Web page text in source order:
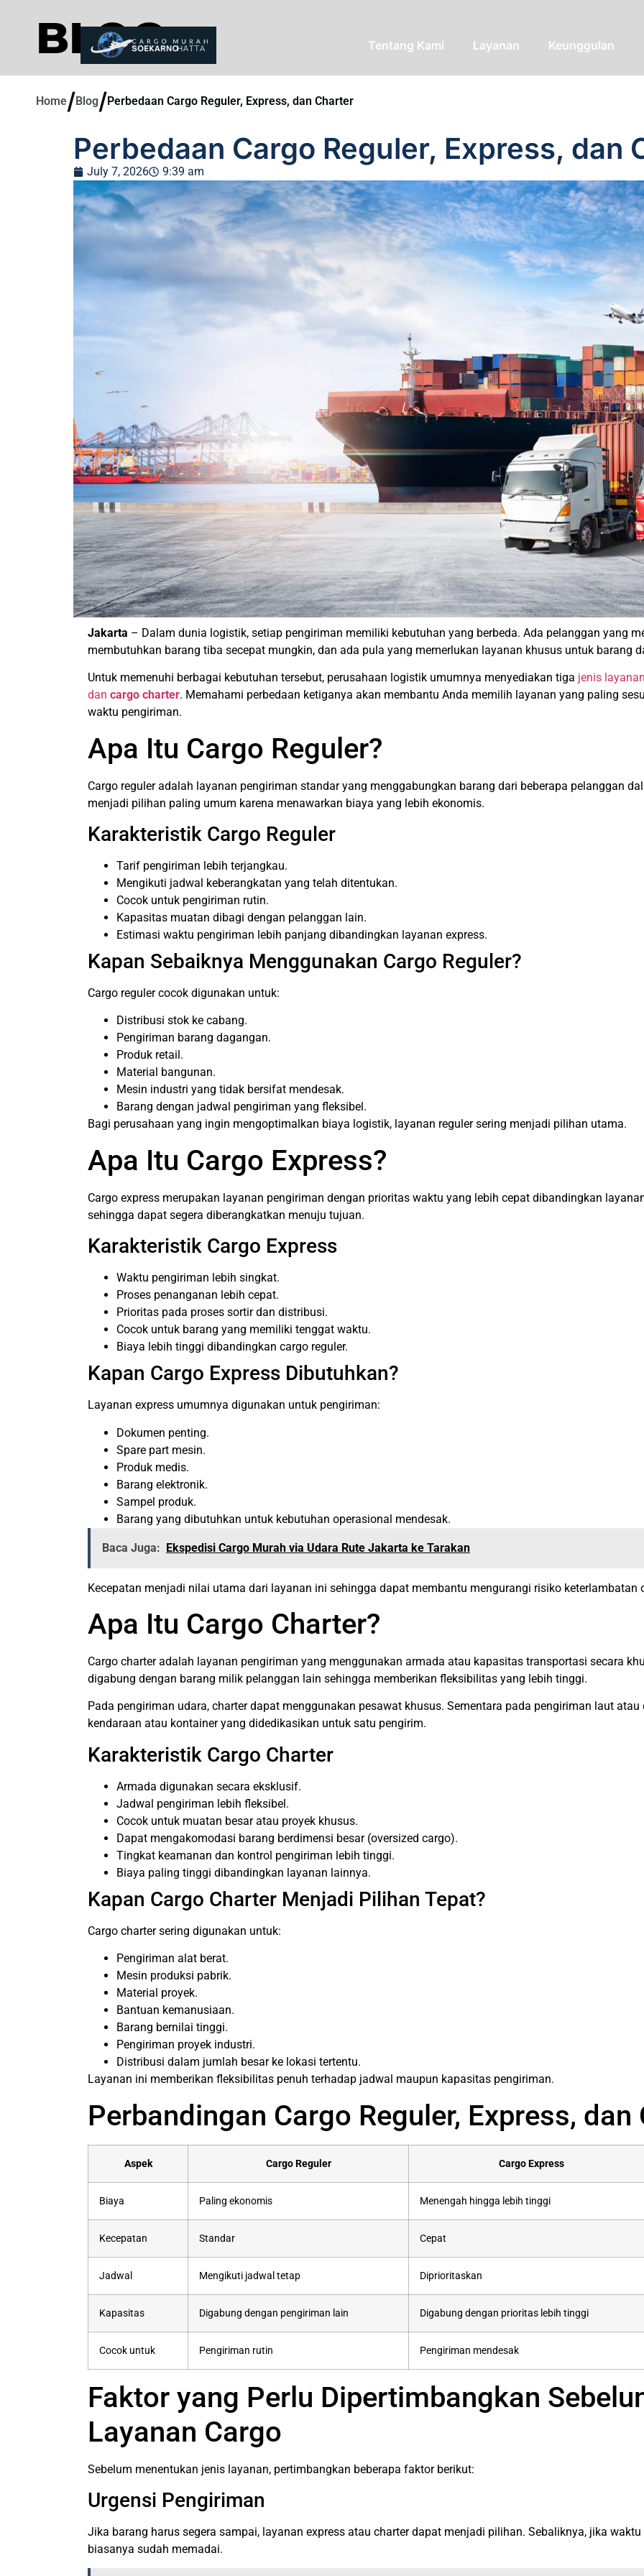
Tentang Kami Layanan Keunggulan
BLOG
Home/Blog/Perbedaan Cargo Reguler, Express, dan Charter
Perbedaan Cargo Reguler, Express, dan
July 7, 2026 9:39 am
Jakarta – Dalam dunia logistik, setiap pengiriman memiliki kebutuhan yang berbeda. Ada pelanggan yang
membutuhkan barang tiba secepat mungkin, dan ada pula yang memerlukan layanan khusus untuk barang
Untuk memenuhi berbagai kebutuhan tersebut, perusahaan logistik umumnya menyediakan tiga jenis
dan cargo charter. Memahami perbedaan ketiganya akan membantu Anda memilih layanan yang paling
waktu pengiriman.
Apa Itu Cargo Reguler?
Cargo reguler adalah layanan pengiriman standar yang menggabungkan barang dari beberapa pelanggan
menjadi pilihan paling umum karena menawarkan biaya yang lebih ekonomis.
Karakteristik Cargo Reguler
Tarif pengiriman lebih terjangkau.
Mengikuti jadwal keberangkatan yang telah ditentukan.
Cocok untuk pengiriman rutin.
Kapasitas muatan dibagi dengan pelanggan lain.
Estimasi waktu pengiriman lebih panjang dibandingkan layanan express.
Kapan Sebaiknya Menggunakan Cargo Reguler?
Cargo reguler cocok digunakan untuk:
Distribusi stok ke cabang.
Pengiriman barang dagangan.
Produk retail.
Material bangunan.
Mesin industri yang tidak bersifat mendesak.
Barang dengan jadwal pengiriman yang fleksibel.
Bagi perusahaan yang ingin mengoptimalkan biaya logistik, layanan reguler sering menjadi pilihan utama.
Apa Itu Cargo Express?
Cargo express merupakan layanan pengiriman dengan prioritas waktu yang lebih cepat dibandingkan
sehingga dapat segera diberangkatkan menuju tujuan.
Karakteristik Cargo Express
Waktu pengiriman lebih singkat.
Proses penanganan lebih cepat.
Prioritas pada proses sortir dan distribusi.
Cocok untuk barang yang memiliki tenggat waktu.
Biaya lebih tinggi dibandingkan cargo reguler.
Kapan Cargo Express Dibutuhkan?
Layanan express umumnya digunakan untuk pengiriman:
Dokumen penting.
Spare part mesin.
Produk medis.
Barang elektronik.
Sampel produk.
Barang yang dibutuhkan untuk kebutuhan operasional mendesak.
Baca Juga: Ekspedisi Cargo Murah via Udara Rute Jakarta ke Tarakan
Kecepatan menjadi nilai utama dari layanan ini sehingga dapat membantu mengurangi risiko keterlambatan
Apa Itu Cargo Charter?
Cargo charter adalah layanan pengiriman yang menggunakan armada atau kapasitas transportasi secara
digabung dengan barang milik pelanggan lain sehingga memberikan fleksibilitas yang lebih tinggi.
Pada pengiriman udara, charter dapat menggunakan pesawat khusus. Sementara pada pengiriman laut
kendaraan atau kontainer yang didedikasikan untuk satu pengirim.
Karakteristik Cargo Charter
Armada digunakan secara eksklusif.
Jadwal pengiriman lebih fleksibel.
Cocok untuk muatan besar atau proyek khusus.
Dapat mengakomodasi barang berdimensi besar (oversized cargo).
Tingkat keamanan dan kontrol pengiriman lebih tinggi.
Biaya paling tinggi dibandingkan layanan lainnya.
Kapan Cargo Charter Menjadi Pilihan Tepat?
Cargo charter sering digunakan untuk:
Pengiriman alat berat.
Mesin produksi pabrik.
Material proyek.
Bantuan kemanusiaan.
Barang bernilai tinggi.
Pengiriman proyek industri.
Distribusi dalam jumlah besar ke lokasi tertentu.
Layanan ini memberikan fleksibilitas penuh terhadap jadwal maupun kapasitas pengiriman.
Perbandingan Cargo Reguler, Express, dan
Aspek Cargo Reguler Cargo Express
Biaya Paling ekonomis Menengah hingga lebih tinggi
Kecepatan Standar Cepat
Jadwal Mengikuti jadwal tetap Diprioritaskan
Kapasitas Digabung dengan pengiriman lain Digabung dengan prioritas lebih tinggi
Cocok untuk Pengiriman rutin Pengiriman mendesak
Faktor yang Perlu Dipertimbangkan
Layanan Cargo
Sebelum menentukan jenis layanan, pertimbangkan beberapa faktor berikut:
Urgensi Pengiriman
Jika barang harus segera sampai, layanan express atau charter dapat menjadi pilihan. Sebaliknya, jika
biasanya sudah memadai.